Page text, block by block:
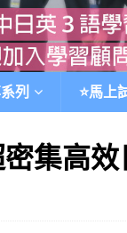
列 ⭐️馬上
集高